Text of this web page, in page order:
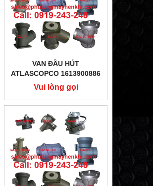
VAN ĐẦU HÚT
ATLASCOPCO 1613900886
Vui lòng gọi